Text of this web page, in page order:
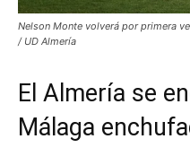
Nelson Monte volverá por primera
/ UD Almería
El Almería se
Málaga